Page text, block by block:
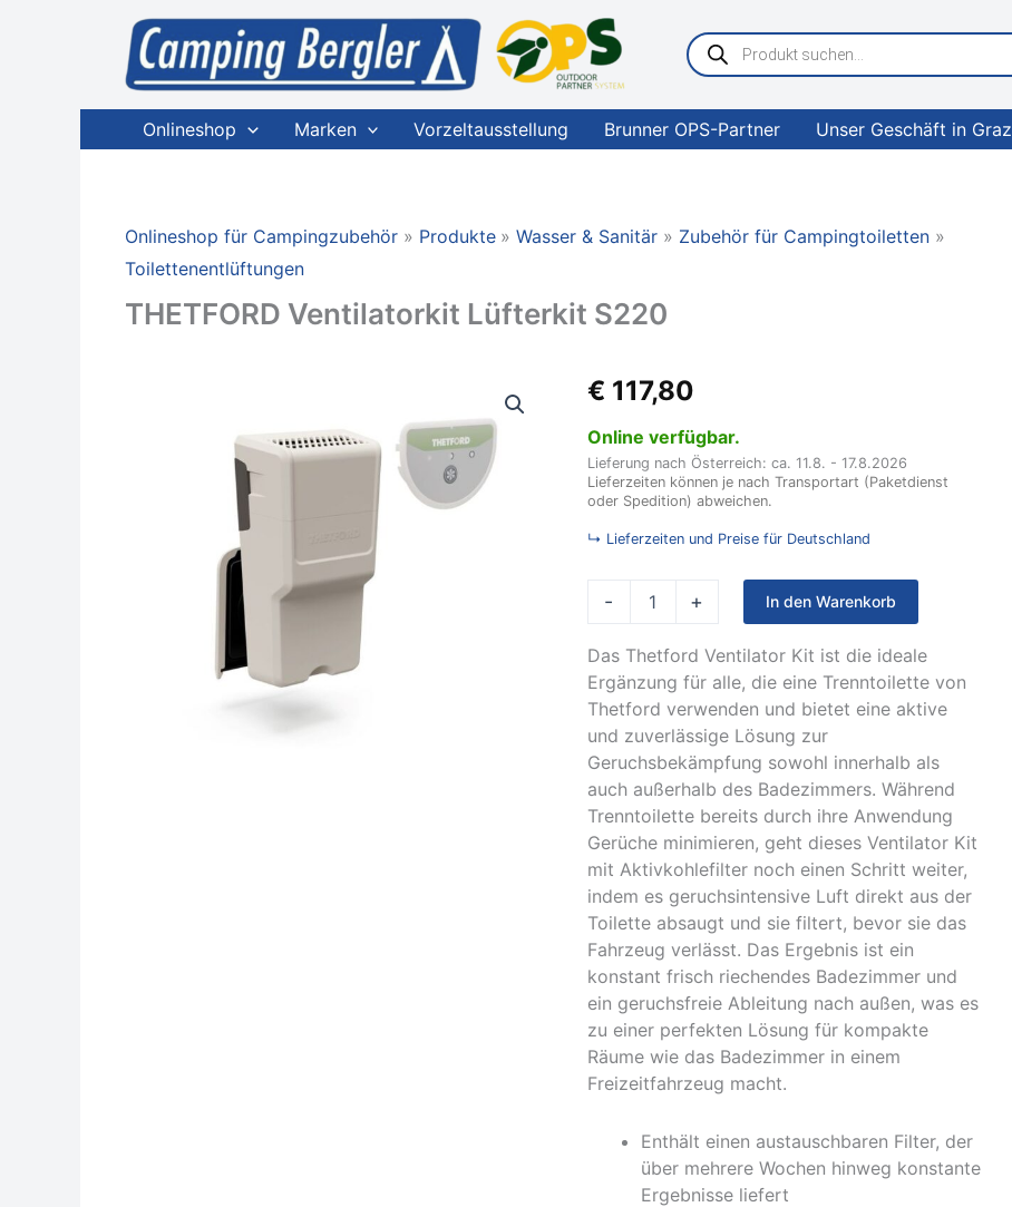
Products
search
Onlineshop Marken Vorzeltausstellung Brunner OPS-Partner Unser Geschäft in Graz
Onlineshop für Campingzubehör Produkte Wasser & Sanitär
Zubehör für Campingtoiletten
Toilettenentlüftungen
THETFORD Ventilatorkit Lüfterkit S220
€ 117,80
Online verfügbar.
Lieferung nach Österreich: ca. 11.8. - 17.8.2026
Lieferzeiten können je nach Transportart (Paketdienst
oder Spedition) abweichen.
↳ Lieferzeiten und Preise für Deutschland
-
THETFORD
Ventilatorkit
S220
Menge
+ In den Warenkorb
Das Thetford Ventilator Kit ist die ideale
Ergänzung für alle, die eine Trenntoilette von
Thetford verwenden und bietet eine aktive
und zuverlässige Lösung zur
Geruchsbekämpfung sowohl innerhalb als
auch außerhalb des Badezimmers. Während
Trenntoilette bereits durch ihre Anwendung
Gerüche minimieren, geht dieses Ventilator Kit
mit Aktivkohlefilter noch einen Schritt weiter,
indem es geruchsintensive Luft direkt aus der
Toilette absaugt und sie filtert, bevor sie das
Fahrzeug verlässt. Das Ergebnis ist ein
konstant frisch riechendes Badezimmer und
ein geruchsfreie Ableitung nach außen, was es
zu einer perfekten Lösung für kompakte
Räume wie das Badezimmer in einem
Freizeitfahrzeug macht.
Enthält einen austauschbaren Filter, der
über mehrere Wochen hinweg konstante
Ergebnisse liefert